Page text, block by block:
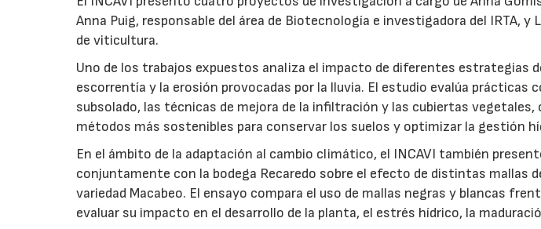
Anna Puig, responsable del área de Biotecnología e investigadora del IRTA, y
de viticultura.
Uno de los trabajos expuestos analiza el impacto de diferentes estrategias
escorrentía y la erosión provocadas por la lluvia. El estudio evalúa prácticas
subsolado, las técnicas de mejora de la infiltración y las cubiertas
métodos más sostenibles para conservar los suelos y optimizar la gestión
En el ámbito de la adaptación al cambio climático, el INCAVI también
conjuntamente con la bodega Recaredo sobre el efecto de distintas mallas
variedad Macabeo. El ensayo compara el uso de mallas negras y blancas
evaluar su impacto en el desarrollo de la planta, el estrés hídrico, la